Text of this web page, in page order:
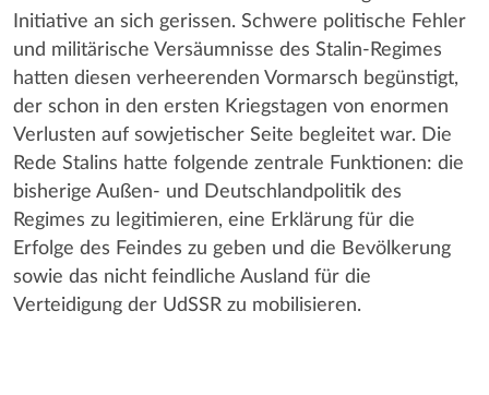
Initiative an sich gerissen. Schwere politische Fehler
und militärische Versäumnisse des Stalin-Regimes
hatten diesen verheerenden Vormarsch begünstigt,
der schon in den ersten Kriegstagen von enormen
Verlusten auf sowjetischer Seite begleitet war. Die
Rede Stalins hatte folgende zentrale Funktionen: die
bisherige Außen- und Deutschlandpolitik des
Regimes zu legitimieren, eine Erklärung für die
Erfolge des Feindes zu geben und die Bevölkerung
sowie das nicht feindliche Ausland für die
Verteidigung der UdSSR zu mobilisieren.